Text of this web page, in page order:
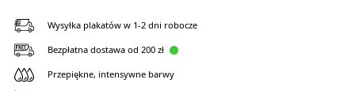
Wysyłka plakatów w 1-2 dni robocze
Bezpłatna dostawa od 200 zł
Przepiękne, intensywne barwy